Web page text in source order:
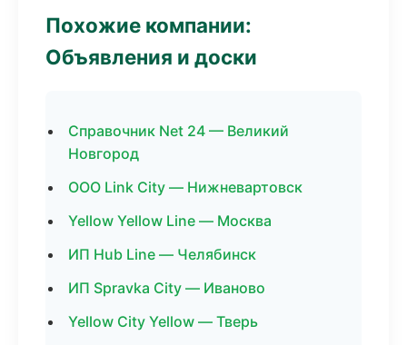
Похожие компании:
Объявления и доски
Справочник Net 24 — Великий
Новгород
ООО Link City — Нижневартовск
Yellow Yellow Line — Москва
ИП Hub Line — Челябинск
ИП Spravka City — Иваново
Yellow City Yellow — Тверь